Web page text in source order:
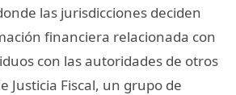
las jurisdicciones deciden
financiera relacionada con
con las autoridades de otros
Justicia Fiscal, un grupo de